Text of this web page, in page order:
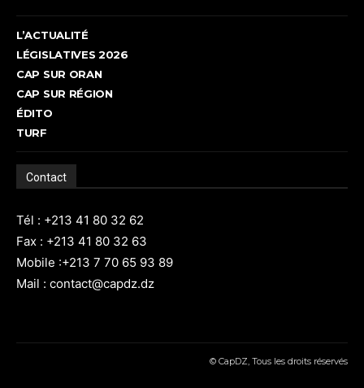
L’ACTUALITÉ
LÉGISLATIVES 2026
CAP SUR ORAN
CAP SUR RÉGION
ÉDITO
TURF
Contact
Tél : +213 41 80 32 62
Fax : +213 41 80 32 63
Mobile :+213 7 70 65 93 89
Mail : contact@capdz.dz
© CapDZ, Tous les droits réservés